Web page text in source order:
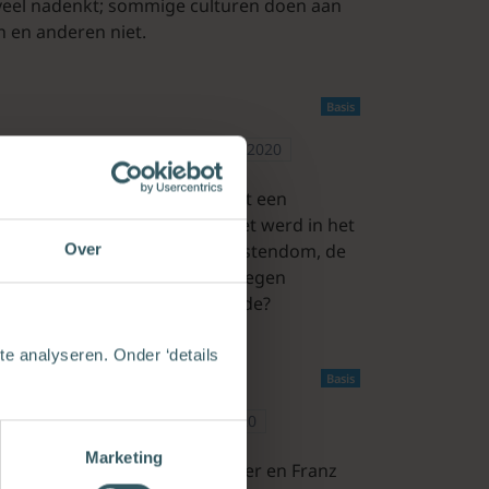
Over
analyseren. Onder ‘details
Marketing
nadenkt; sommige culturen doen aan
en anderen niet.
Basis
13-08-2020
christelijke traditie. Het speelt een
Augustinus en Luther en het werd in het
verschil tussen het christendom, de
religie waarin Gods zegen
we nu precies onder genade?
Basis
Exegese (Schrift) 13-08-2020
van Martin Buber en Franz